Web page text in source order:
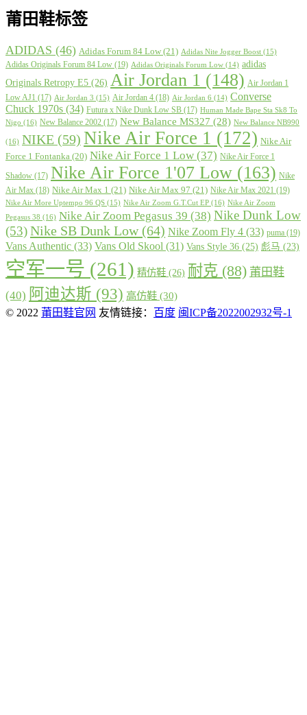
莆田鞋标签
ADIDAS (46) Adidas Forum 84 Low (21) Adidas Nite Jogger Boost (15)
Adidas Originals Forum 84 Low (19) Adidas Originals Forum Low (14) adidas
Originals Retropy E5 (26) Air Jordan 1 (148) Air Jordan 1
Low AJ1 (17) Air Jordan 3 (15) Air Jordan 4 (18) Air Jordan 6 (14) Converse
Chuck 1970s (34) Futura x Nike Dunk Low SB (17) Human Made Bape Sta Sk8 To
Nigo (16) New Balance 2002 (17) New Balance MS327 (28) New Balance NB990
(16) NIKE (59) Nike Air Force 1 (172) Nike Air
Force 1 Fontanka (20) Nike Air Force 1 Low (37) Nike Air Force 1
Shadow (17) Nike Air Force 1'07 Low (163) Nike
Air Max (18) Nike Air Max 1 (21) Nike Air Max 97 (21) Nike Air Max 2021 (19)
Nike Air More Uptempo 96 QS (15) Nike Air Zoom G.T.Cut EP (16) Nike Air Zoom
Pegasus 38 (16) Nike Air Zoom Pegasus 39 (38) Nike Dunk Low
(53)Nike SB Dunk Low(64) Nike Zoom Fly 4 (33) puma (19)
Vans Authentic (33) Vans Old Skool (31) Vans Style 36 (25) 彪马 (23)
空军一号 (261) 精仿鞋 (26) 耐克 (88) 莆田鞋
(40) 阿迪达斯 (93) 高仿鞋 (30)
© 2022 莆田鞋官网 友情链接： 百度 闽ICP备2022002932号-1